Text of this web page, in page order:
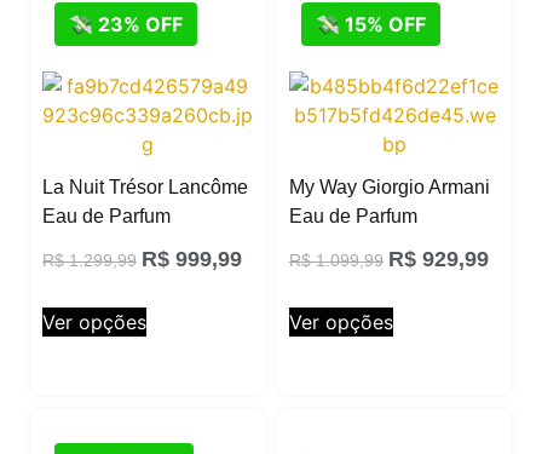
💸 23% OFF
La Nuit Trésor Lancôme
Eau de Parfum
R$1.299,99 R$ 999,99
Ver opções
💸 15% OFF
My Way Giorgio Armani
Eau de Parfum
R$1.099,99 R$ 929,99
Ver opções